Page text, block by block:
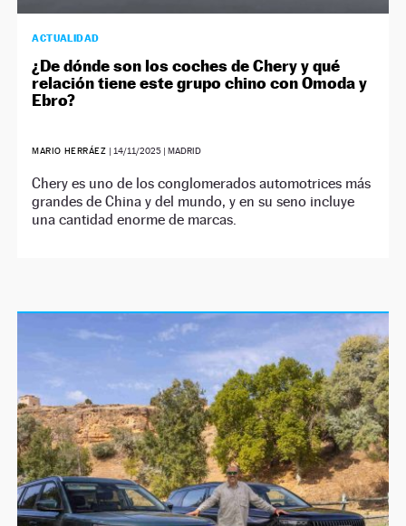
ACTUALIDAD
¿De dónde son los coches de Chery y qué
relación tiene este grupo chino con Omoda y
Ebro?
MARIO HERRÁEZ | 14/11/2025 | MADRID
Chery es uno de los conglomerados automotrices más
grandes de China y del mundo, y en su seno incluye
una cantidad enorme de marcas.